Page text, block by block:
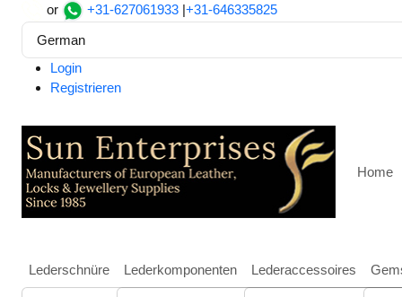
or +31-627061933 |+31-646335825
German
Login
Registrieren
Home
Lederschnüre Lederkomponenten Lederaccessoires